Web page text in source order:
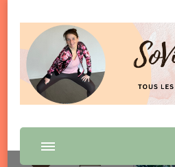
SoVibeS'tudio
Tous les chemins mènent à soi